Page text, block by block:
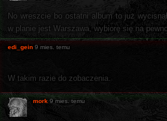
No wreszcie bo ostatni album to już
w planie jest Warszawa, wybiorę się na
edi_gein 9 mies. temu
W takim razie do zobaczenia.
mork 9 mies. temu